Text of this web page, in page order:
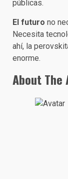
públicas.
El futuro no
Necesita
ahí, la
enorme.
About The